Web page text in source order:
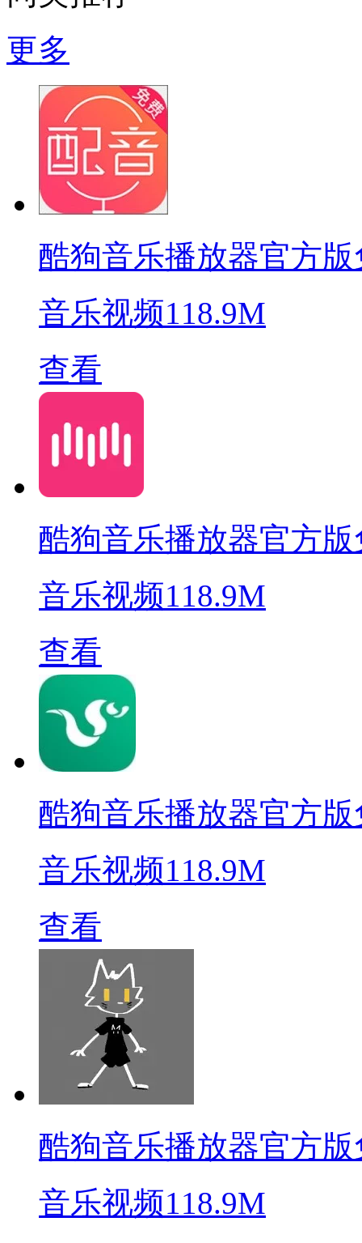
更多
酷狗音乐播放器官方版
音乐视频118.9M
查看
酷狗音乐播放器官方版
音乐视频118.9M
查看
酷狗音乐播放器官方版
音乐视频118.9M
查看
酷狗音乐播放器官方版
音乐视频118.9M